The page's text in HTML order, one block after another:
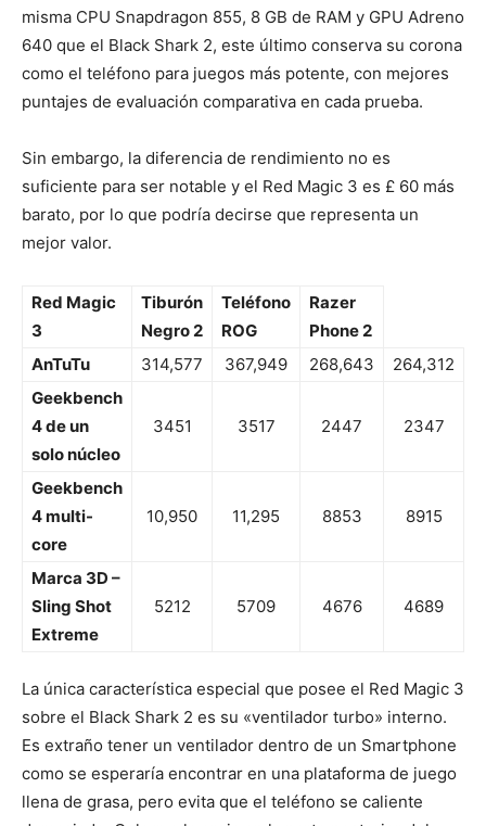
misma CPU Snapdragon 855, 8 GB de RAM y GPU Adreno
640 que el Black Shark 2, este último conserva su corona
como el teléfono para juegos más potente, con mejores
puntajes de evaluación comparativa en cada prueba.
Sin embargo, la diferencia de rendimiento no es
suficiente para ser notable y el Red Magic 3 es £ 60 más
barato, por lo que podría decirse que representa un
mejor valor.
Red Magic
3
Tiburón
Negro 2
Teléfono
ROG
Razer
Phone 2
AnTuTu
314,577 367,949 268,643
264,312
Geekbench
4 de un
solo núcleo
3451 3517 2447 2347
Geekbench
4 multi-
core
10,950 11,295 8853 8915
Marca 3D –
Sling Shot
Extreme
5212 5709 4676 4689
La única característica especial que posee el Red Magic 3
sobre el Black Shark 2 es su «ventilador turbo» interno.
Es extraño tener un ventilador dentro de un Smartphone
como se esperaría encontrar en una plataforma de juego
llena de grasa, pero evita que el teléfono se caliente